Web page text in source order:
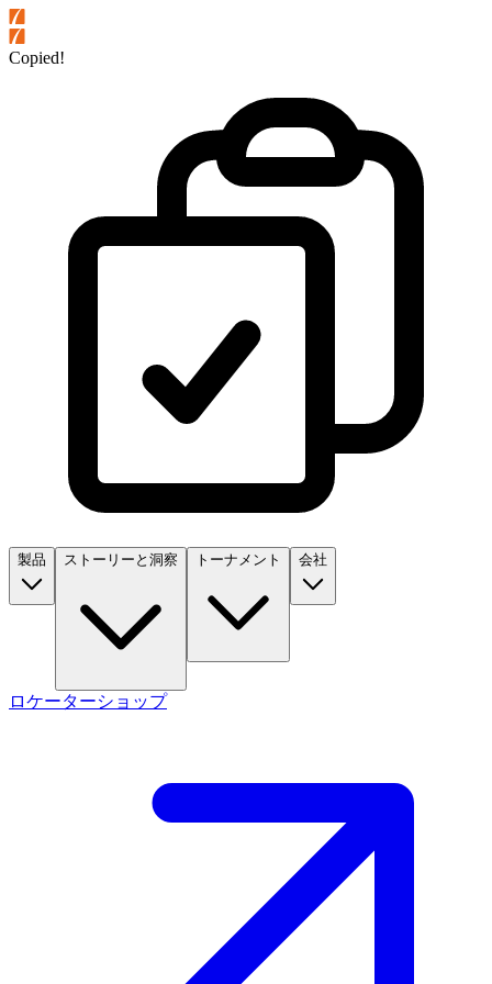
Copied!
製品 ストーリーと洞察 トーナメント 会社
ロケーターショップ